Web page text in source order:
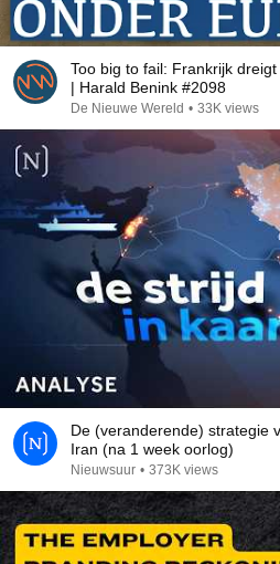
Too big to fail: Frankrijk
| Harald Benink #2098
De Nieuwe Wereld • 33K views
De (veranderende) strategie
Iran (na 1 week oorlog)
Nieuwsuur • 373K views